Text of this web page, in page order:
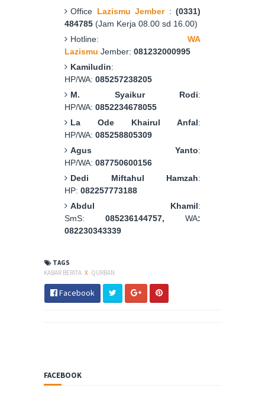
Office Lazismu Jember: (0331)
484785 (Jam Kerja 08.00 sd 16.00)
Hotline: WA
Lazismu Jember: 081232000995
Kamiludin:
HP/WA: 085257238205
M. Syaikur Rodi:
HP/WA: 0852234678055
La Ode Khairul Anfal:
HP/WA: 085258805309
Agus Yanto:
HP/WA: 087750600156
Dedi Miftahul Hamzah:
HP: 082257773188
Abdul Khamil:
SmS: 085236144757, WA:
082230343339
TAGS
KABAR BERITA X QURBAN
Facebook
FACEBOOK